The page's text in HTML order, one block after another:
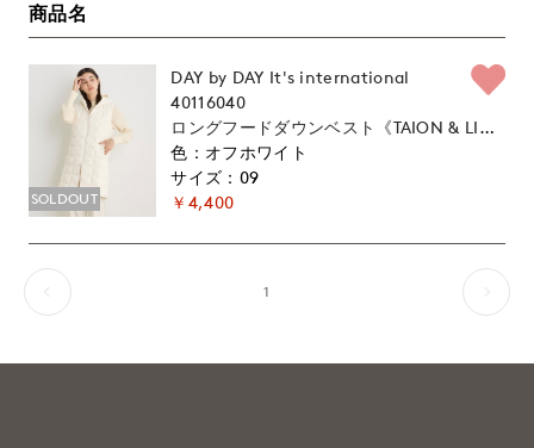
商品名
SOLDOUT
DAY by DAY It's international
40116040
ロングフードダウンベスト《TAION & LIM
ONTA EAST》
オフホワイト
09
￥4,400
1